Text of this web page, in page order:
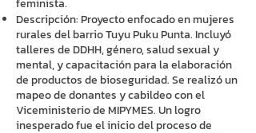
feminista.
Descripción: Proyecto enfocado en mujeres
rurales del barrio Tuyu Puku Punta. Incluyó
talleres de DDHH, género, salud sexual y
mental, y capacitación para la elaboración
de productos de bioseguridad. Se realizó un
mapeo de donantes y cabildeo con el
Viceministerio de MIPYMES. Un logro
inesperado fue el inicio del proceso de